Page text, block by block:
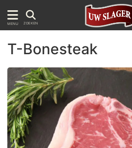
MENU ZOEKEN
T-Bonesteak